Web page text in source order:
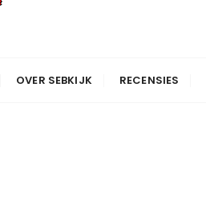
OVER SEBKIJK RECENSIES